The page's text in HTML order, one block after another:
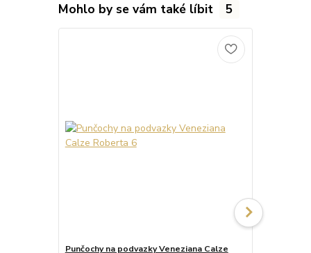
Mohlo by se vám také líbit 5
Punčochy na podvazky Veneziana Calze